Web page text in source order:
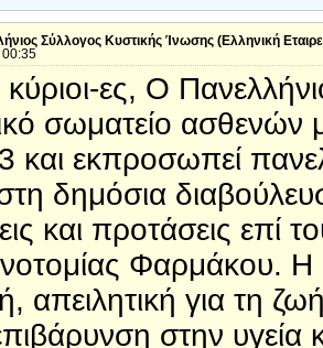
Σύλλογος Κυστικής Ίνωσης (Ελληνική
00:35
κύριοι-ες, Ο
σωματείο ασθενών
και εκπροσωπεί
δημόσια
και προτάσεις επί
Φαρμάκου. Η
απειλητική για τη
στην